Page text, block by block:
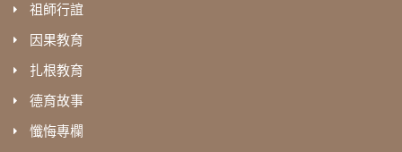
祖師行誼
因果教育
扎根教育
德育故事
懺悔專欄